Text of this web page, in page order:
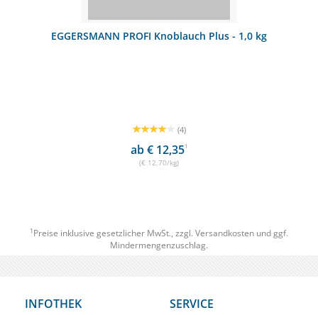
EGGERSMANN PROFI Knoblauch Plus - 1,0 kg
(4)
ab € 12,351
(€ 12,70/kg)
1 Preise inklusive gesetzlicher MwSt., zzgl. Versandkosten und ggf.
Mindermengenzuschlag.
INFOTHEK SERVICE